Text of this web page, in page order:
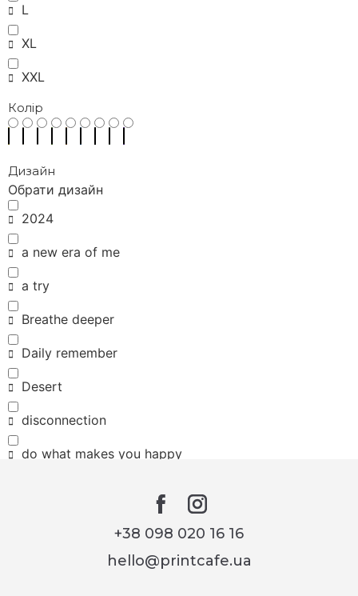
L
XL
XXL
Колір
Дизайн
Обрати дизайн
2024
a new era of me
a try
Breathe deeper
Daily remember
Desert
disconnection
do what makes you happy
I want to believe
+38 098 020 16 16
hello@printcafe.ua